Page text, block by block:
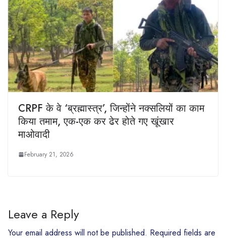
CRPF के वे ‘ब्रह्मास्‍त्र’, जिन्‍होंने नक्‍सलियों का काम
किया तमाम, एक-एक कर ढेर होते गए खूंखार
माओवादी
February 21, 2026
Leave a Reply
Your email address will not be published. Required fields are